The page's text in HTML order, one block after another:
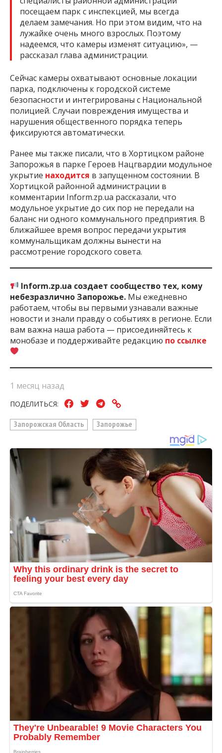
посещаем парк с инспекцией, мы всегда
делаем замечания. Но при этом видим, что на
лужайке очень много взрослых. Поэтому
надеемся, что камеры изменят ситуацию», —
рассказал глава администрации.
Сейчас камеры охватывают основные локации
парка, подключены к городской системе
безопасности и интегрированы с Национальной
полицией. Случаи повреждения имущества и
нарушения общественного порядка теперь
фиксируются автоматически.
Ранее мы также писали, что в Хортицком районе
Запорожья в парке Героев Нацгвардии модульное
укрытие находится в запущенном состоянии. В
Хортицкой районной администрации в
комментарии Inform.zp.ua рассказали, что
модульное укрытие до сих пор не передали на
баланс ни одного коммунального предприятия. В
ближайшее время вопрос передачи укрытия
коммунальщикам должны вынести на
рассмотрение городского совета.
Inform.zp.ua создает сообщество тех, кому
небезразлично Запорожье. Мы ежедневно
работаем, чтобы вы первыми узнавали важные
новости и знали правду о событиях в регионе. Если
вам важна наша работа — присоединяйтесь к
монобазе и поддерживайте редакцию по ссылке
1 месяц назад
ПОДЕЛИТЬСЯ:
Запорожская Область Запорожье